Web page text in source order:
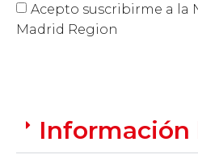
Acepto suscribirme a la
Madrid Region
Información